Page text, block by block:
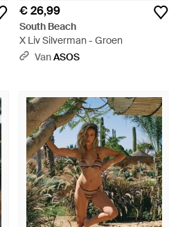
€ 26,99
South Beach
X Liv Silverman - Groen
VanASOS